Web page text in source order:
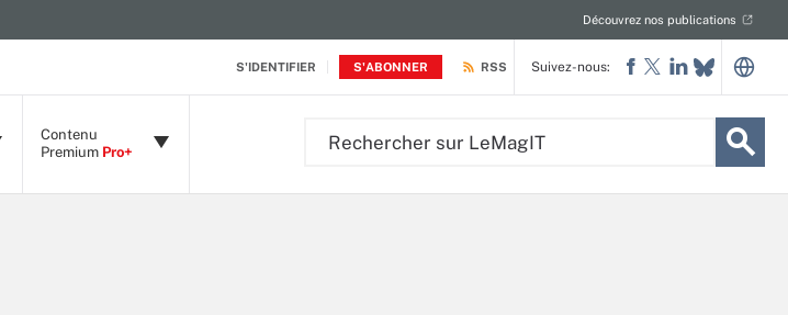
S'IDENTIFIER S'ABONNER
Découvrez nos publications
RSS
Contenu
Premium Pro+
Suivez-nous: